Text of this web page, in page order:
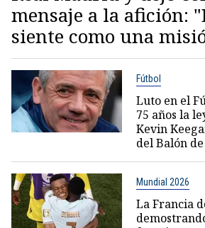
mensaje a la afición:
siente como una
Fútbol
Luto en el
75 años la
Kevin
del Balón
Mundial 2026
La Francia